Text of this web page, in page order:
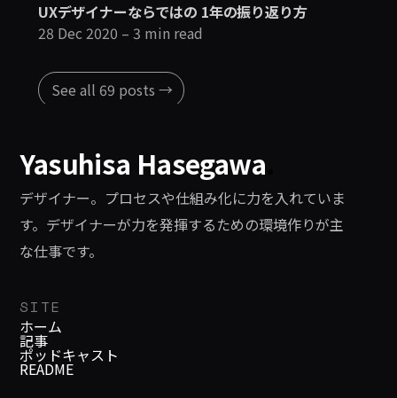
UXデザイナーならではの 1年の振り返り方
28 Dec 2020 – 3 min read
See all 69 posts →
Yasuhisa Hasegawa
デザイナー。プロセスや仕組み化に力を入れていま
す。デザイナーが力を発揮するための環境作りが主
な仕事です。
SITE
ホーム
記事
ポッドキャスト
README